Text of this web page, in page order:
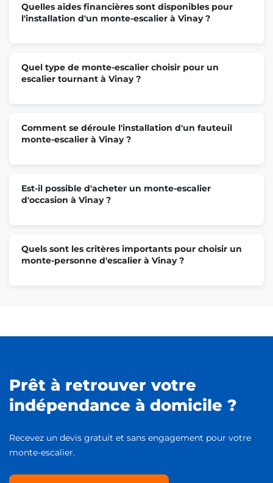
Quelles aides financières sont disponibles pour
l'installation d'un monte-escalier à Vinay ?
Quel type de monte-escalier choisir pour un
escalier tournant à Vinay ?
Comment se déroule l'installation d'un fauteuil
monte-escalier à Vinay ?
Est-il possible d'acheter un monte-escalier
d'occasion à Vinay ?
Quels sont les critères importants pour choisir un
monte-personne d'escalier à Vinay ?
Prêt à retrouver votre
indépendance à domicile ?
Recevez un devis gratuit et sans engagement pour votre
monte-escalier.